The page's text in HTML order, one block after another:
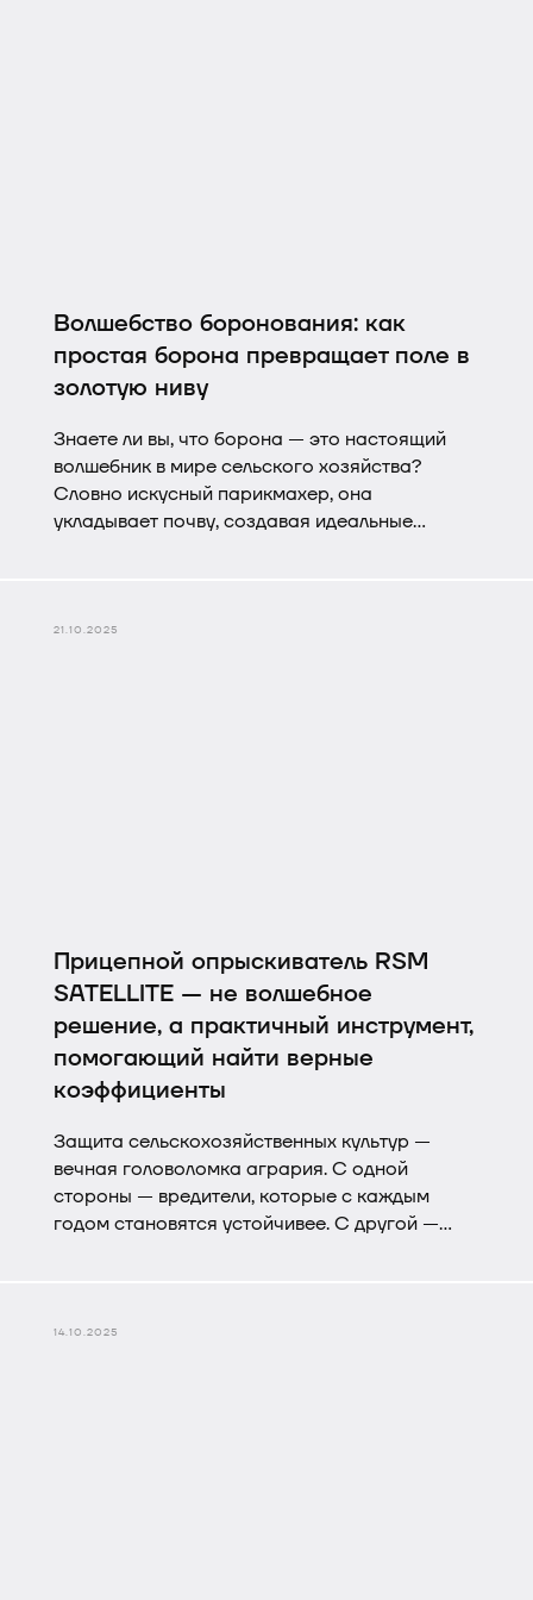
Волшебство боронования: как
простая борона превращает поле в
золотую ниву
Знаете ли вы, что борона — это настоящий
волшебник в мире сельского хозяйства?
Словно искусный парикмахер, она
укладывает почву, создавая идеальные
серии D.
21.10.2025
Прицепной опрыскиватель RSM
SATELLITE — не волшебное
решение, а практичный инструмент,
помогающий найти верные
коэффициенты
Защита сельскохозяйственных культур —
вечная головоломка агрария. С одной
стороны — вредители, которые с каждым
годом становятся устойчивее. С другой —
эффективностью, экономией и
14.10.2025